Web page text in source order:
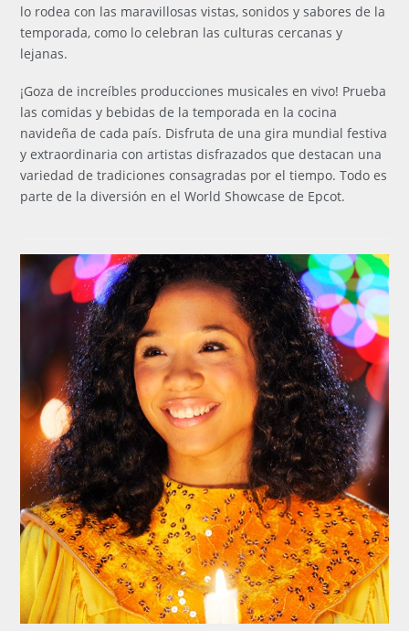
lo rodea con las maravillosas vistas, sonidos y sabores de la
temporada, como lo celebran las culturas cercanas y
lejanas.
¡Goza de increíbles producciones musicales en vivo! Prueba
las comidas y bebidas de la temporada en la cocina
navideña de cada país. Disfruta de una gira mundial festiva
y extraordinaria con artistas disfrazados que destacan una
variedad de tradiciones consagradas por el tiempo. Todo es
parte de la diversión en el World Showcase de Epcot.